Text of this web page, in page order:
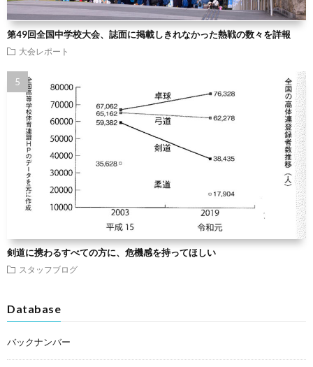
第49回全国中学校大会、誌面に掲載しきれなかった熱戦の数々を詳報
大会レポート
剣道に携わるすべての方に、危機感を持ってほしい
スタッフブログ
Database
バックナンバー